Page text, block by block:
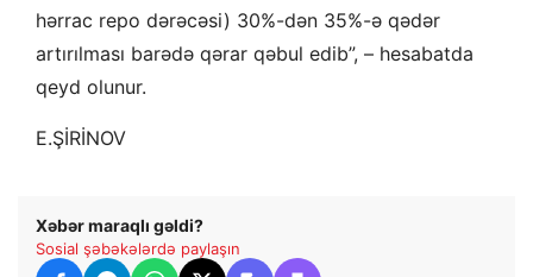
hərrac repo dərəcəsi) 30%-dən 35%-ə qədər
artırılması barədə qərar qəbul edib”, – hesabatda
qeyd olunur.
E.ŞİRİNOV
Xəbər maraqlı gəldi?
Sosial şəbəkələrdə paylaşın